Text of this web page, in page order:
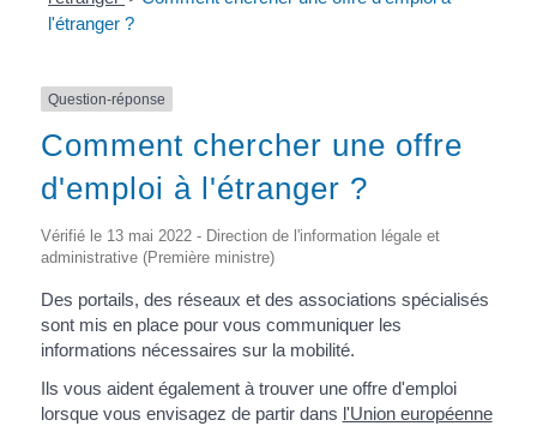
l'étranger ?
Question-réponse
Comment chercher une offre
d'emploi à l'étranger ?
Vérifié le 13 mai 2022 - Direction de l'information légale et
administrative (Première ministre)
Des portails, des réseaux et des associations spécialisés
sont mis en place pour vous communiquer les
informations nécessaires sur la mobilité.
Ils vous aident également à trouver une offre d'emploi
lorsque vous envisagez de partir dans l'Union européenne